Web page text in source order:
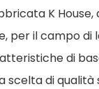
K House,
per il campo di
di
scelta di qualità